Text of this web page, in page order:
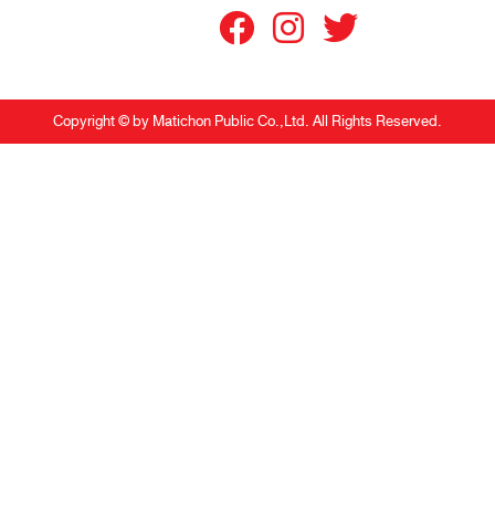
Copyright © by Matichon Public Co.,Ltd. All Rights Reserved.